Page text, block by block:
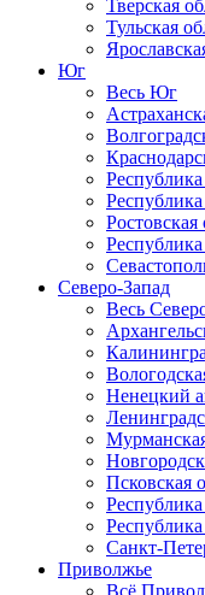
Тверская
Тульская
Юг
Весь Юг
Ростовская
Северо-Запад
Весь
Ненецкий
Псковская
Санкт-
Приволжье
Всё